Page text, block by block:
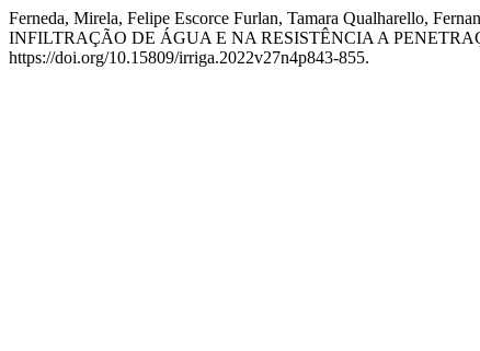
Ferneda, Mirela, Felipe Escorce Furlan, Tamara Qualharello,
INFILTRAÇÃO DE ÁGUA E NA RESISTÊNCIA A
https://doi.org/10.15809/irriga.2022v27n4p843-855.